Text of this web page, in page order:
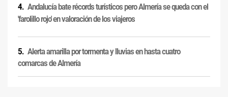
Andalucía bate récords turísticos pero Almería se queda con el
'farolillo rojo' en valoración de los viajeros
Alerta amarilla por tormenta y lluvias en hasta cuatro
comarcas de Almería